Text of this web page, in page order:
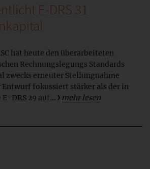
E-DRS 31
hat heute den überarbeiteten
Rechnungslegungs Standards
zwecks erneuter Stellungnahme
Entwurf fokussiert stärker als der in
DRS 29 auf...
mehr lesen